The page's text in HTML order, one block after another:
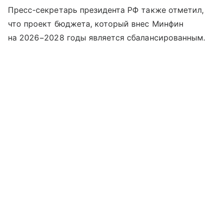
Пресс-секретарь президента РФ также отметил,
что проект бюджета, который внес Минфин
на 2026−2028 годы является сбалансированным.